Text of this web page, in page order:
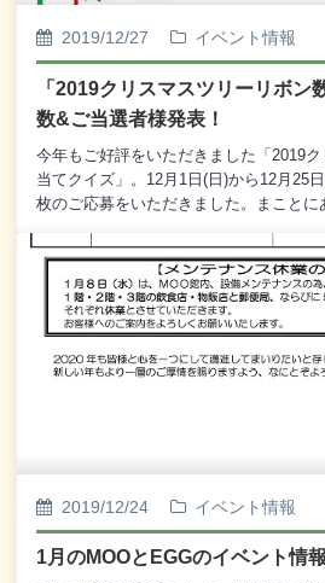
2019/12/27 イベント情報
「2019クリスマスツリーリボン
数&ご当選者様発表！
今年もご好評をいただきました「2019
当てクイズ」。12月1日(日)から12月25
枚のご応募をいただきました。まことに
はいくつだったでしょう・・・。
↓「408個」でした！！！ご応募いただ
う？当たっていましたか？今回見事ピッ
した。そして、その中から厳正な抽選の
えんどう様釧路市のいとう様釧路市のた
2019/12/24 イベント情報
1月のMOOとEGGのイベント情